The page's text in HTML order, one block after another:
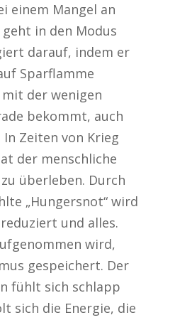
einem Mangel an
in den Modus
darauf, indem er
Sparflamme
der wenigen
bekommt, auch
Zeiten von Krieg
der menschliche
überleben. Durch
„Hungersnot“ wird
und alles.
wird,
gespeichert. Der
fühlt sich schlapp
sich die Energie, die